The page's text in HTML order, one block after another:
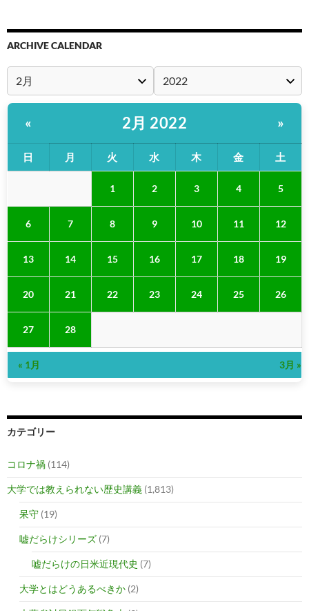
ARCHIVE CALENDAR
« 2月 2022 »
日 月 火 水 木 金 土
1 2 3 4 5
6 7 8 9 10 11 12
13 14 15 16 17 18 19
20 21 22 23 24 25 26
27 28
« 1月 3月 »
カテゴリー
コロナ禍 (114)
大学では教えられない歴史講義 (1,813)
呆守 (19)
嘘だらけシリーズ (7)
嘘だらけの日米近現代史 (7)
大学とはどうあるべきか (2)